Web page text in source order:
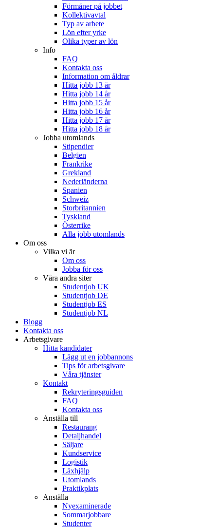
Förmåner på jobbet
Kollektivavtal
Typ av arbete
Lön efter yrke
Olika typer av lön
Info
FAQ
Kontakta oss
Information om åldrar
Hitta jobb 13 år
Hitta jobb 14 år
Hitta jobb 15 år
Hitta jobb 16 år
Hitta jobb 17 år
Hitta jobb 18 år
Jobba utomlands
Stipendier
Belgien
Frankrike
Grekland
Nederländerna
Spanien
Schweiz
Storbritannien
Tyskland
Österrike
Alla jobb utomlands
Om oss
Vilka vi är
Om oss
Jobba för oss
Våra andra siter
Studentjob UK
Studentjob DE
Studentjob ES
Studentjob NL
Blogg
Kontakta oss
Arbetsgivare
Hitta kandidater
Lägg ut en jobbannons
Tips för arbetsgivare
Våra tjänster
Kontakt
Rekryteringsguiden
FAQ
Kontakta oss
Anställa till
Restaurang
Detaljhandel
Säljare
Kundservice
Logistik
Läxhjälp
Utomlands
Praktikplats
Anställa
Nyexaminerade
Sommarjobbare
Studenter